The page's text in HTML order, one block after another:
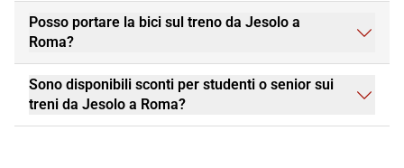
Posso portare la bici sul treno da Jesolo a
Roma?
Sono disponibili sconti per studenti o senior sui
treni da Jesolo a Roma?